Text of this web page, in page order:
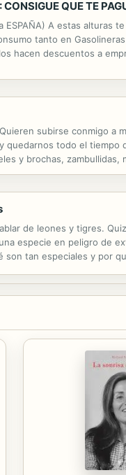
QUE TE
ESPAÑA) A estas alturas
tanto en
hacen descuentos a
subirse conmigo
quedarnos todo el
y brochas,
de leones y tigres.
especie en peligro de
son tan especiales y por